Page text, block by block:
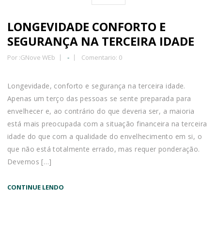
LONGEVIDADE CONFORTO E
SEGURANÇA NA TERCEIRA IDADE
Por :GNove WEb - Comentario: 0
Longevidade, conforto e segurança na terceira idade.
Apenas um terço das pessoas se sente preparada para
envelhecer e, ao contrário do que deveria ser, a maioria
está mais preocupada com a situação financeira na terceira
idade do que com a qualidade do envelhecimento em si, o
que não está totalmente errado, mas requer ponderação.
Devemos […]
CONTINUE LENDO